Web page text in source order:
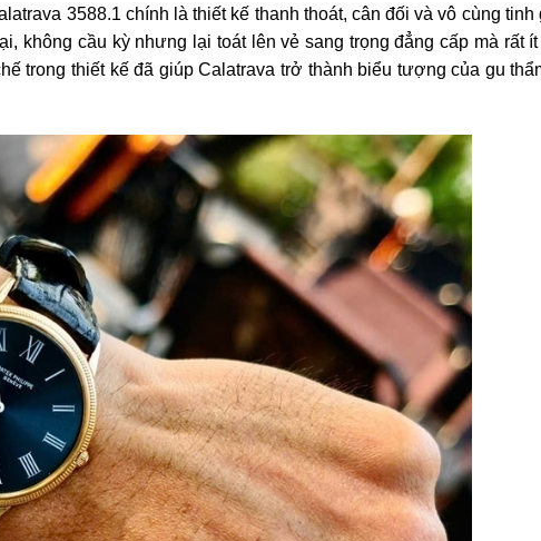
3588.1 chính là thiết kế thanh thoát, cân đối và vô cùng tinh
không cầu kỳ nhưng lại toát lên vẻ sang trọng đẳng cấp mà rất ít
trong thiết kế đã giúp Calatrava trở thành biểu tượng của gu